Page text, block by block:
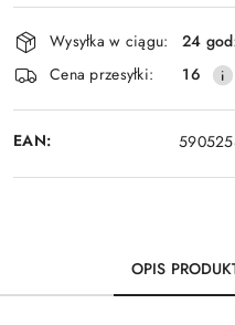
Dostępność
i
dostawa
Wysyłka w ciągu:
24
Cena przesyłki:
16
EAN:
OPIS